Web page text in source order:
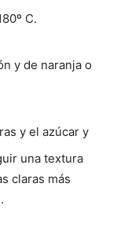
C.
y de naranja o
y el azúcar y
una textura
claras más